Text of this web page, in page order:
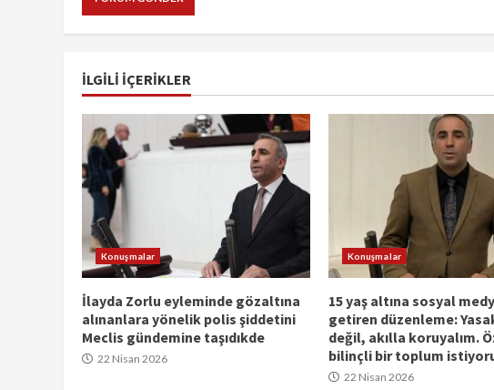
İLGILI IÇERIKLER
Konuşmalar
İlayda Zorlu eyleminde gözaltına
alınanlara yönelik polis şiddetini
Meclis gündemine taşıdıkde
22 Nisan 2026
Konuşmalar
15 yaş altına sosyal
getiren düzenleme:
değil, akılla koruyalım.
bilinçli bir toplum
22 Nisan 2026